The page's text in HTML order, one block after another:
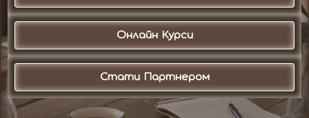
Онлайн Курси
Стати Партнером